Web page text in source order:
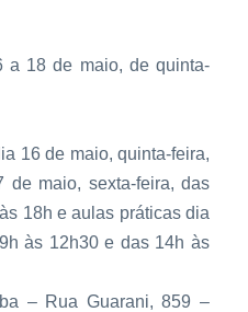
a 18 de maio, de quinta-
16 de maio, quinta-feira,
maio, sexta-feira, das
18h e aulas práticas dia
às 12h30 e das 14h às
– Rua Guarani, 859 –